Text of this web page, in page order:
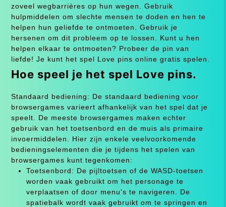
zoveel wegbarrières op hun wegen. Gebruik
hulpmiddelen om slechte mensen te doden en hen te
helpen hun geliefde te ontmoeten. Gebruik je
hersenen om dit probleem op te lossen. Kunt u hen
helpen elkaar te ontmoeten? Probeer de pin van
liefde! Je kunt het spel Love pins online gratis spelen.
Hoe speel je het spel Love pins.
Standaard bediening: De standaard bediening voor
browsergames varieert afhankelijk van het spel dat je
speelt. De meeste browsergames maken echter
gebruik van het toetsenbord en de muis als primaire
invoermiddelen. Hier zijn enkele veelvoorkomende
bedieningselementen die je tijdens het spelen van
browsergames kunt tegenkomen:
Toetsenbord: De pijltoetsen of de WASD-toetsen
worden vaak gebruikt om het personage te
verplaatsen of door menu's te navigeren. De
spatiebalk wordt vaak gebruikt om te springen en